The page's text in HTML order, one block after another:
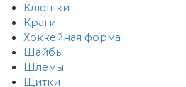
Клюшки
Краги
Хоккейная форма
Шайбы
Шлемы
Щитки